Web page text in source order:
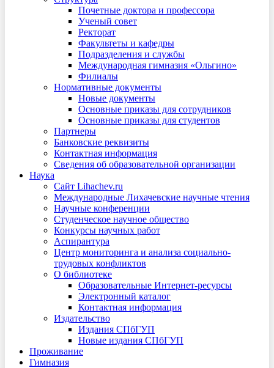
Почетные доктора и профессора
Ученый совет
Ректорат
Факультеты и кафедры
Подразделения и службы
Международная гимназия «Ольгино»
Филиалы
Нормативные документы
Новые документы
Основные приказы для сотрудников
Основные приказы для студентов
Партнеры
Банковские реквизиты
Контактная информация
Сведения об образовательной организации
Наука
Сайт Lihachev.ru
Международные Лихачевские научные чтения
Научные конференции
Студенческое научное общество
Конкурсы научных работ
Аспирантура
Центр мониторинга и анализа социально-
трудовых конфликтов
О библиотеке
Образовательные Интернет-ресурсы
Электронный каталог
Контактная информация
Издательство
Издания СПбГУП
Новые издания СПбГУП
Проживание
Гимназия